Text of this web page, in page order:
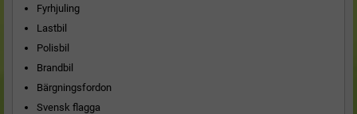
Fyrhjuling
Lastbil
Polisbil
Brandbil
Bärgningsfordon
Svensk flagga